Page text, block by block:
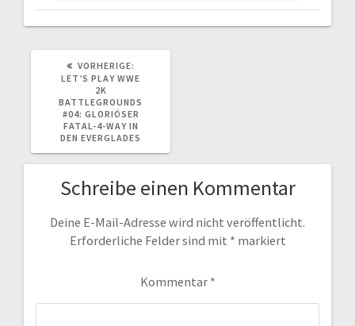
VORHERIGE:
BEITRAG:
LET’S PLAY WWE
2K
BATTLEGROUNDS
#04: GLORIÖSER
FATAL-4-WAY IN
DEN EVERGLADES
Schreibe einen Kommentar
Deine E-Mail-Adresse wird nicht veröffentlicht.
Erforderliche Felder sind mit * markiert
Kommentar *